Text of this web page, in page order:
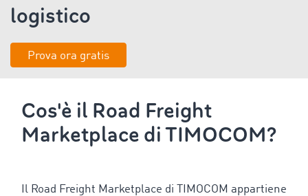
logistico
Prova ora gratis
Cos'è il Road Freight
Marketplace di TIMOCOM?
Il Road Freight Marketplace di TIMOCOM appartiene